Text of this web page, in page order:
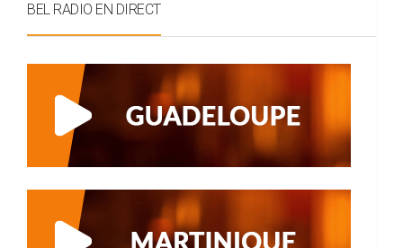
BEL RADIO EN DIRECT